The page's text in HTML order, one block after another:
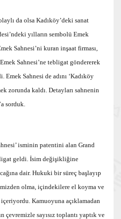
da olsa Kadıköy’deki sanat
yılların sembolü Emek
Sahnesi’ni kuran inşaat firması,
Sahnesi’ne tebligat göndererek
Sahnesi de adını ‘Kadıköy
zorunda kaldı. Detayları sahnenin
sorduk.
isminin patentini alan Grand
geldi. İsim değişikliğine
dair. Hukuki bir süreç başlayıp
olma, içindekilere el koyma ve
Kamuoyuna açıklamadan
çevremizle sayısız toplantı yaptık ve